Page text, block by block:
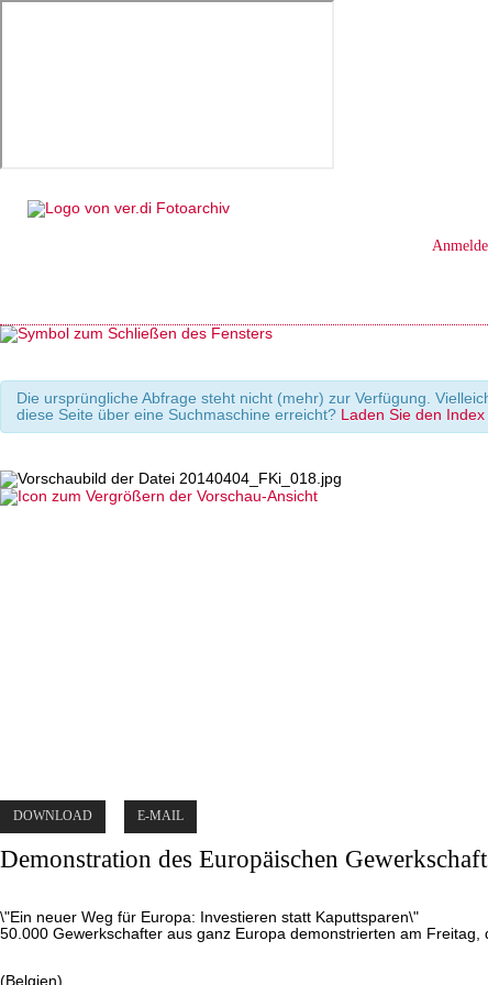
Die ursprüngliche Abfrage steht nicht (mehr) zur Verfügung.
diese Seite über eine Suchmaschine erreicht? Laden Sie den
DOWNLOAD E-MAIL
Demonstration des Europäischen
\"Ein neuer Weg für Europa: Investieren statt Kaputtsparen\"
50.000 Gewerkschafter aus ganz Europa demonstrierten am
(Belgien)